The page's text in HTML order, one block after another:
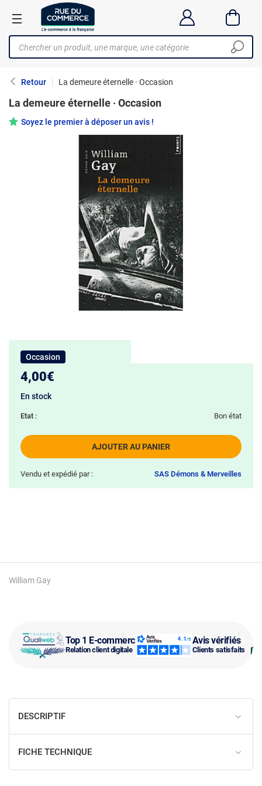
Retour La demeure éternelle · Occasion
Top 1 E-commerce
Relation client digitale
Avis vérifiés
Clients satisfaits
La demeure éternelle · Occasion
Soyez le premier à déposer un avis !
William Gay
Occasion
4,00€
AJOUTER AU PANIER
En stock
Etat : Bon état
Vendu et expédié par : SAS Démons & Merveilles
DESCRIPTIF
FICHE TECHNIQUE